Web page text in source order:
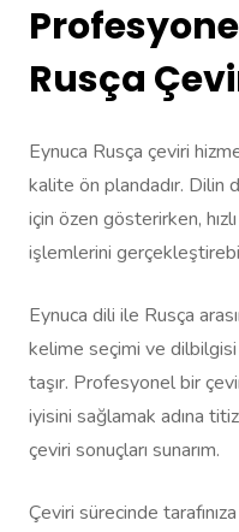
Rusça
Eynuca Rusça çeviri
kalite ön plandadır. Dilin
için özen gösterirken,
işlemlerini
Eynuca dili ile Rusça
kelime seçimi ve
taşır. Profesyonel bir
iyisini sağlamak adına
çeviri sonuçları sunarım.
Çeviri sürecinde